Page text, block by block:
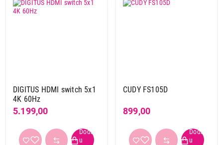
DIGITUS HDMI switch 5x1
4K 60Hz
5.199,00
CUDY FS105D
899,00